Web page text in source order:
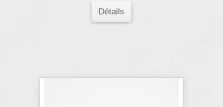
Détails